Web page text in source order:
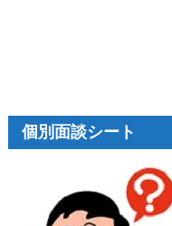
個別面談シート